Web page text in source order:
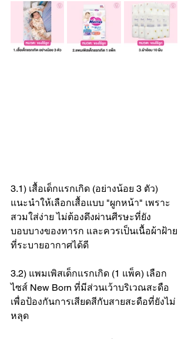
3.1) เสื้อเด็กแรกเกิด (อย่างน้อย 3 ตัว)
แนะนำให้เลือกเสื้อแบบ "ผูกหน้า" เพราะ
สวมใส่ง่าย ไม่ต้องดึงผ่านศีรษะที่ยัง
บอบบางของทารก และควรเป็นเนื้อผ้าฝ้าย
ที่ระบายอากาศได้ดี
3.2) แพมเพิสเด็กแรกเกิด (1 แพ็ค) เลือก
ไซส์ New Born ที่มีส่วนเว้าบริเวณสะดือ
เพื่อป้องกันการเสียดสีกับสายสะดือที่ยังไม่
หลุด